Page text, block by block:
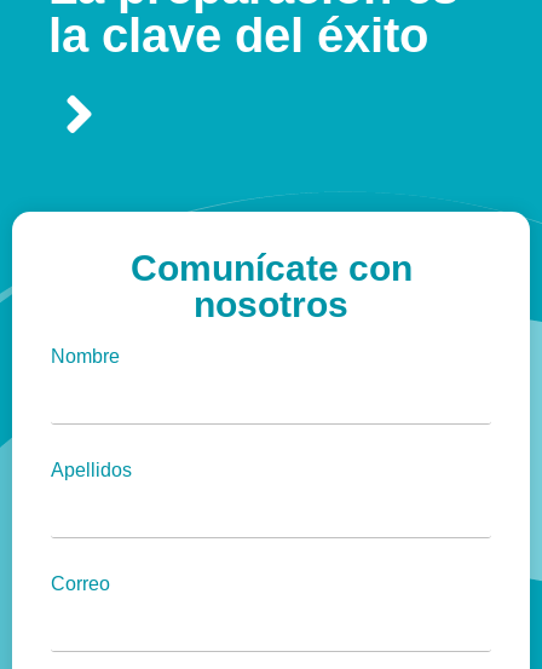
la clave del éxito
Comunícate con
nosotros
Nombre
Apellidos
Correo